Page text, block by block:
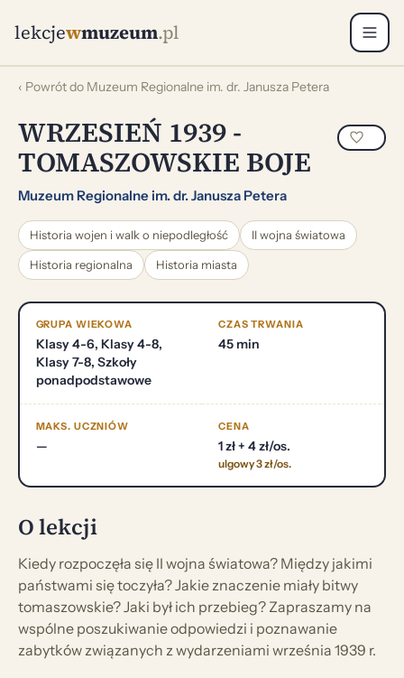
lekcjewmuzeum.pl
‹ Powrót do Muzeum Regionalne im. dr. Janusza Petera
WRZESIEŃ 1939 -
TOMASZOWSKIE BOJE
Muzeum Regionalne im. dr. Janusza Petera
Historia wojen i walk o niepodległość II wojna światowa
Historia regionalna Historia miasta
GRUPA WIEKOWA
Klasy 4-6, Klasy 4-8,
Klasy 7-8, Szkoły
ponadpodstawowe
CZAS TRWANIA
45 min
MAKS. UCZNIÓW
—
CENA
1 zł + 4 zł/os.
ulgowy 3 zł/os.
O lekcji
Kiedy rozpoczęła się II wojna światowa? Między jakimi
państwami się toczyła? Jakie znaczenie miały bitwy
tomaszowskie? Jaki był ich przebieg? Zapraszamy na
wspólne poszukiwanie odpowiedzi i poznawanie
zabytków związanych z wydarzeniami września 1939 r.